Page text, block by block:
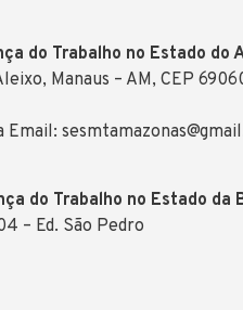
do Trabalho no Estado do
Manaus – AM, CEP
do Trabalho no Estado da
– Ed. São Pedro